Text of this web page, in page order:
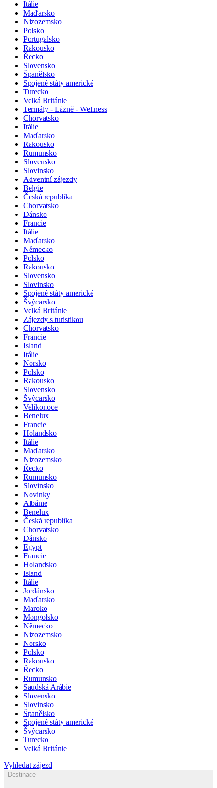
Itálie
Maďarsko
Nizozemsko
Polsko
Portugalsko
Rakousko
Řecko
Slovensko
Španělsko
Spojené státy americké
Turecko
Velká Británie
Termály - Lázně - Wellness
Chorvatsko
Itálie
Maďarsko
Rakousko
Rumunsko
Slovensko
Slovinsko
Adventní zájezdy
Belgie
Česká republika
Chorvatsko
Dánsko
Francie
Itálie
Maďarsko
Německo
Polsko
Rakousko
Slovensko
Slovinsko
Spojené státy americké
Švýcarsko
Velká Británie
Zájezdy s turistikou
Chorvatsko
Francie
Island
Itálie
Norsko
Polsko
Rakousko
Slovensko
Švýcarsko
Velikonoce
Benelux
Francie
Holandsko
Itálie
Maďarsko
Nizozemsko
Řecko
Rumunsko
Slovinsko
Novinky
Albánie
Benelux
Česká republika
Chorvatsko
Dánsko
Egypt
Francie
Holandsko
Island
Itálie
Jordánsko
Maďarsko
Maroko
Mongolsko
Německo
Nizozemsko
Norsko
Polsko
Rakousko
Řecko
Rumunsko
Saudská Arábie
Slovensko
Slovinsko
Španělsko
Spojené státy americké
Švýcarsko
Turecko
Velká Británie
Vyhledat zájezd
Destinace